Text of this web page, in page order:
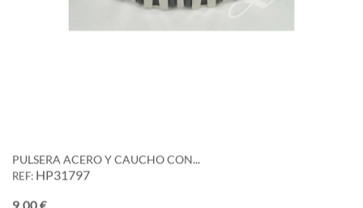
PULSERA ACERO Y CAUCHO CON...
REF: HP31797
9,00 €Precio